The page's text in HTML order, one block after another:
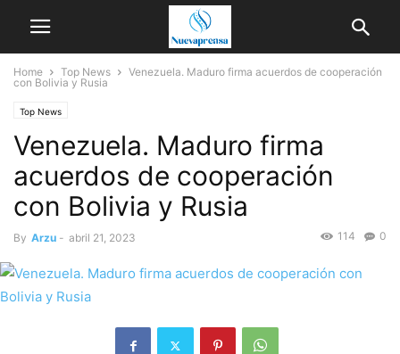
Home Top News
Venezuela. Maduro firma acuerdos de cooperación
con Bolivia y Rusia
Top News
Venezuela. Maduro firma
acuerdos de cooperación
con Bolivia y Rusia
By Arzu - abril 21, 2023 0
114